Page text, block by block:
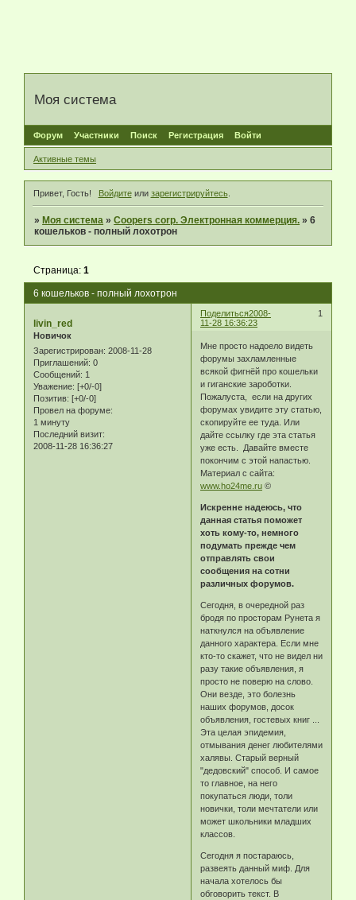
Моя система
Форум Участники Поиск Регистрация Войти
Активные темы
Привет, Гость! Войдитеили зарегистрируйтесь.
» Моя система »Coopers corp. Электронная коммерция. »6
кошельков - полный лохотрон
6 кошельков - полный лохотрон
Страница:1
Поделиться 1
2008-
11-28 16:36:23
livin_red
Новичок
Зарегистрирован: 2008-11-28
Приглашений: 0
Сообщений: 1
Уважение: [+0/-0]
Позитив: [+0/-0]
Провел на форуме:
1 минуту
Последний визит:
2008-11-28 16:36:27
Мне просто надоело видеть
форумы захламленные
всякой фигнёй про кошельки
и гиганские зароботки.
Пожалуста, если на других
форумах увидите эту статью,
скопируйте ее туда. Или
дайте ссылку где эта статья
уже есть. Давайте вместе
покончим с этой напастью.
Материал с сайта:
www.ho24me.ru ©
Искренне надеюсь, что
данная статья поможет
хоть кому-то, немного
подумать прежде чем
отправлять свои
сообщения на сотни
различных форумов.
Сегодня, в очередной раз
бродя по просторам Рунета я
наткнулся на объявление
данного характера. Если мне
кто-то скажет, что не видел ни
разу такие объявления, я
просто не поверю на слово.
Они везде, это болезнь
наших форумов, досок
объявления, гостевых книг ...
Эта целая эпидемия,
отмывания денег любителями
халявы. Старый верный
"дедовский" способ. И самое
то главное, на него
покупаться люди, толи
новички, толи мечтатели или
может школьники младших
классов.
Сегодня я постараюсь,
развеять данный миф. Для
начала хотелось бы
обговорить текст. В